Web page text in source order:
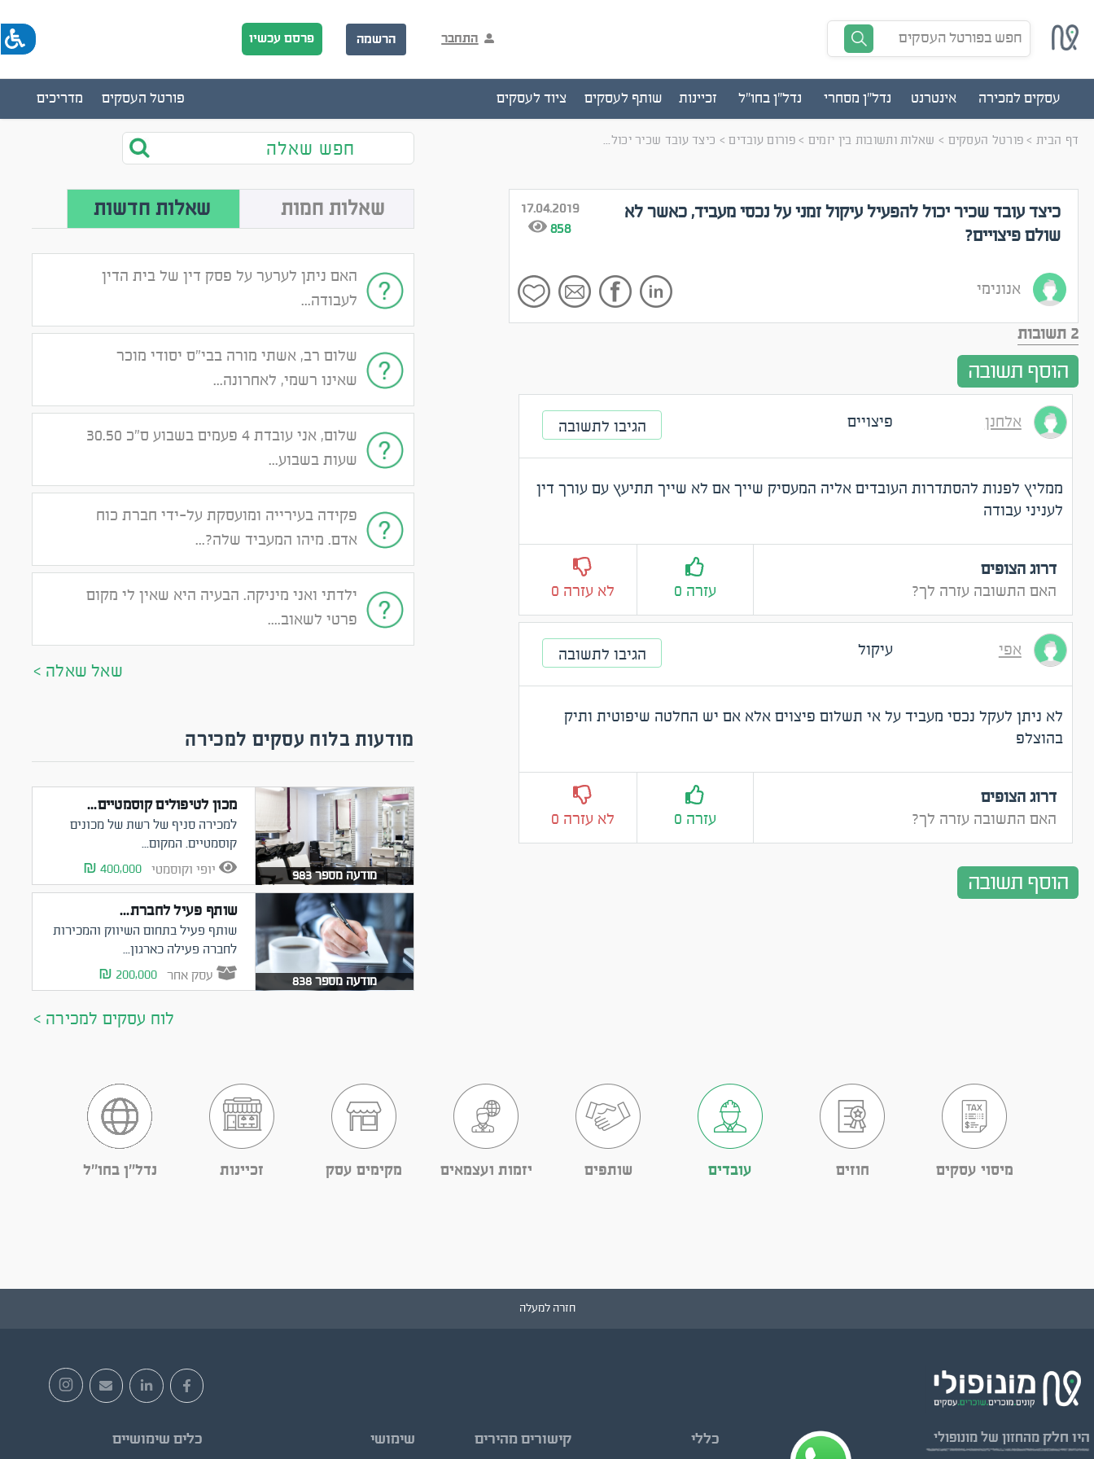
חפש בפורטל העסקים התחבר הרשמה פרסם עכשיו
עסקים למכירה אינטרנט נדל"ן מסחרי נדל"ן בחו"ל זכיינות שותף לעסקים ציוד לעסקים מדריכים פורטל העסקים
דף הבית> פורטל העסקים > שאלות ותשובות בין יזמים >פורום עובדים> כיצד עובד שכיר יכול...
כיצד עובד שכיר יכול להפעיל עיקול זמני על נכסי מעביד, כאשר לא
שולם פיצויים?
17.04.2019
858
אנונימי
2 תשובות
הוסף תשובה
אלחנן פיצויים הגיבו לתשובה
ממליץ לפנות להסתדרות העובדים אליה המעסיק שייך אם לא שייך תתיעץ עם עורך דין
לעניני עבודה
דרוג הצופים
האם התשובה עזרה לך?
עזרה 0 לא עזרה 0
אפי עיקול הגיבו לתשובה
לא ניתן לעקל נכסי מעביד על אי תשלום פיצוים אלא אם יש החלטה שיפוטית ותיק
בהוצלפ
דרוג הצופים
האם התשובה עזרה לך?
עזרה 0 לא עזרה 0
הוסף תשובה
חפש שאלה
שאלות חמות שאלות חדשות
האם ניתן לערער על פסק דין של בית הדין
לעבודה...
שלום רב, אשתי מורה בבי"ס יסודי מוכר
שאינו רשמי, לאחרונה...
שלום, אני עובדת 4 פעמים בשבוע ס"כ 30.50
שעות בשבוע...
פקידה בעירייה ומועסקת על-ידי חברת כוח
אדם. מיהו המעביד שלה?...
ילדתי ואני מיניקה. הבעיה היא שאין לי מקום
פרטי לשאוב....
שאל שאלה >
מודעות בלוח עסקים למכירה
מודעה מספר 983
מכון לטיפולים קוסמטיים...
למכירה סניף של רשת של מכונים
קוסמטיים. המקום...
יופי וקוסמטי400,000 ₪
מודעה מספר 838
שותף פעיל לחברת...
שותף פעיל בתחום השיווק והמכירות
לחברה פעילה כארגון...
עסק אחר 200,000 ₪
לוח עסקים למכירה >
מיסוי עסקים חוזים עובדים שותפים יזמות ועצמאים מקימים עסק זכיינות נדל''ן בחו''ל
חזרה למעלה
היו חלקמהחזון של מונופולי כללי קישורים מהירים שימושי כלים שימושיים